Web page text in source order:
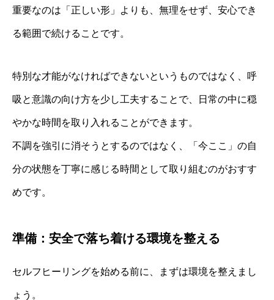
重要なのは「正しい形」よりも、無理をせず、安心でき
る範囲で続けることです。
特別な才能がなければできないというものではなく、呼
吸と意識の向け方を少し工夫することで、日常の中に穏
やかな時間を取り入れることができます。
不調を強引に消そうとするのではなく、「今ここ」の自
分の状態を丁寧に感じる時間として取り組むのがおすす
めです。
準備：安全で落ち着ける環境を整える
セルフヒーリングを始める前に、まずは環境を整えまし
ょう。